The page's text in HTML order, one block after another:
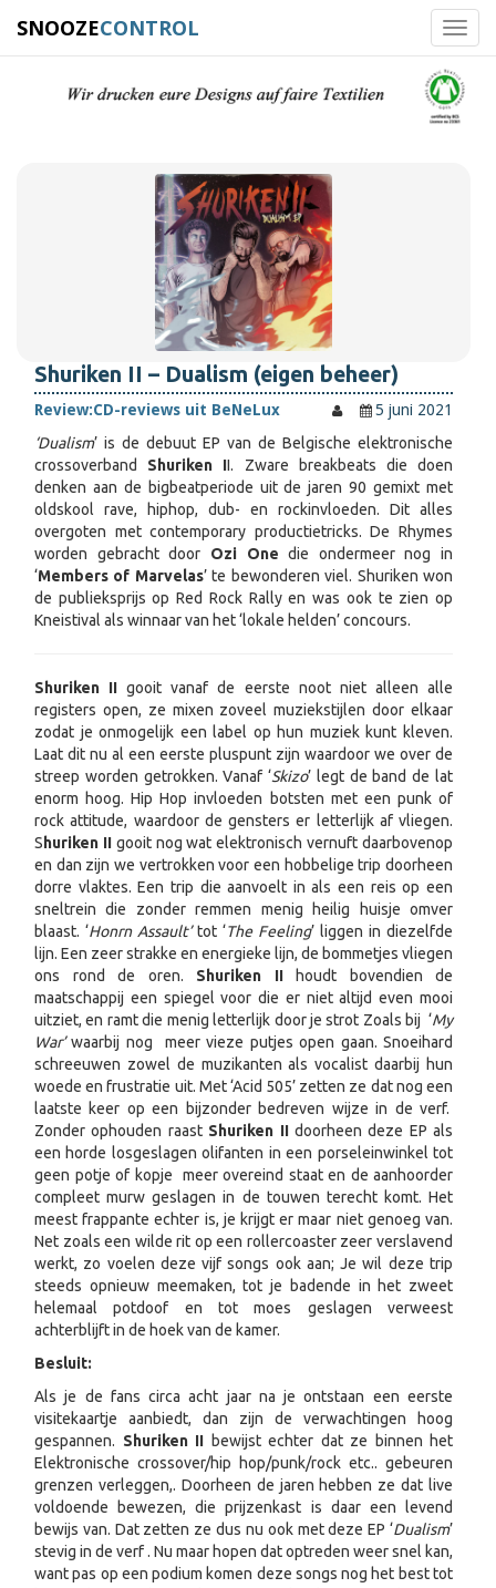
SNOOZECONTROL
Shuriken II – Dualism (eigen beheer)
Review:CD-reviews uit BeNeLux
5 juni 2021
‘Dualism’ is de debuut EP van de Belgische elektronische
crossoverband Shuriken II. Zware breakbeats die doen
denken aan de bigbeatperiode uit de jaren 90 gemixt met
oldskool rave, hiphop, dub- en rockinvloeden. Dit alles
overgoten met contemporary productietricks. De Rhymes
worden gebracht door Ozi One die ondermeer nog in
‘Members of Marvelas’ te bewonderen viel. Shuriken won
de publieksprijs op Red Rock Rally en was ook te zien op
Kneistival als winnaar van het ‘lokale helden’ concours.
Shuriken II gooit vanaf de eerste noot niet alleen alle
registers open, ze mixen zoveel muziekstijlen door elkaar
zodat je onmogelijk een label op hun muziek kunt kleven.
Laat dit nu al een eerste pluspunt zijn waardoor we over de
streep worden getrokken. Vanaf ‘Skizo’ legt de band de lat
enorm hoog. Hip Hop invloeden botsten met een punk of
rock attitude, waardoor de gensters er letterlijk af vliegen.
S huriken IIgooit nog wat elektronisch vernuft daarbovenop
en dan zijn we vertrokken voor een hobbelige trip doorheen
dorre vlaktes. Een trip die aanvoelt in als een reis op een
sneltrein die zonder remmen menig heilig huisje omver
blaast. ‘Honrn Assault’tot ‘The Feeling’ liggen in diezelfde
lijn. Een zeer strakke en energieke lijn, de bommetjes vliegen
ons rond de oren. Shuriken II
houdt bovendien de
maatschappij een spiegel voor die er niet altijd even mooi
uitziet, en ramt die menig letterlijk door je strot Zoals bij ‘My
War’waarbij nog meer vieze putjes open gaan. Snoeihard
schreeuwen zowel de muzikanten als vocalist daarbij hun
woede en frustratie uit. Met ‘Acid 505’ zetten ze dat nog een
laatste keer op een bijzonder bedreven wijze in de verf.
Zonder ophouden raast Shuriken IIdoorheen deze EP als
een horde losgeslagen olifanten in een porseleinwinkel tot
geen potje of kopje meer overeind staat en de aanhoorder
compleet murw geslagen in de touwen terecht komt. Het
meest frappante echter is, je krijgt er maar niet genoeg van.
Net zoals een wilde rit op een rollercoaster zeer verslavend
werkt, zo voelen deze vijf songs ook aan; Je wil deze trip
steeds opnieuw meemaken, tot je badende in het zweet
helemaal potdoof en tot moes geslagen verweest
achterblijft in de hoek van de kamer.
Besluit:
Als je de fans circa acht jaar na je ontstaan een eerste
visitekaartje aanbiedt, dan zijn de verwachtingen hoog
gespannen. Shuriken II bewijst echter dat ze binnen het
Elektronische crossover/hip hop/punk/rock etc.. gebeuren
grenzen verleggen,. Doorheen de jaren hebben ze dat live
voldoende bewezen, die prijzenkast is daar een levend
bewijs van. Dat zetten ze dus nu ook met deze EP ‘Dualism’
stevig in de verf . Nu maar hopen dat optreden weer snel kan,
want pas op een podium komen deze songs nog het best tot